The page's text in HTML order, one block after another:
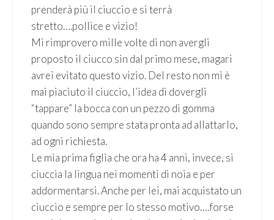
prenderà più il ciuccio e si terrà
stretto….pollice e vizio!
Mi rimprovero mille volte di non avergli
proposto il ciucco sin dal primo mese, magari
avrei evitato questo vizio. Del resto non mi è
mai piaciuto il ciuccio, l’idea di dovergli
“tappare” la bocca con un pezzo di gomma
quando sono sempre stata pronta ad allattarlo,
ad ogni richiesta.
Le mia prima figlia che ora ha 4 anni, invece, si
ciuccia la lingua nei momenti di noia e per
addormentarsi. Anche per lei, mai acquistato un
ciuccio e sempre per lo stesso motivo….forse